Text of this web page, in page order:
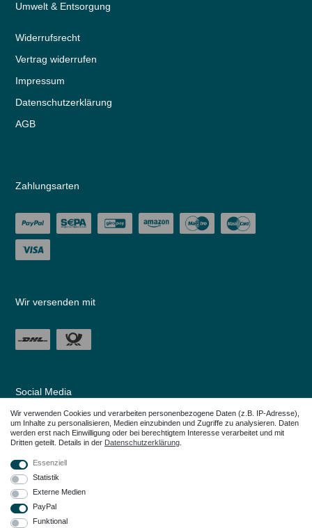
Umwelt & Entsorgung
Widerrufs­recht
Vertrag widerrufen
Impressum
Daten­schutz­erklärung
AGB
Zahlungsarten
Wir versenden mit
Social Media
Wir verwenden Cookies und verarbeiten personenbezogene Daten (z.B. IP-Adresse),
um Inhalte zu personalisieren, Medien einzubinden und Zugriffe zu analysieren. Daten
werden erst nach Einwilligung oder bei berechtigtem Interesse verarbeitet und mit
Dritten geteilt. Details in der Daten­schutz­erklärung
Essenziell
Statistik
Externe Medien
PayPal
Funktional